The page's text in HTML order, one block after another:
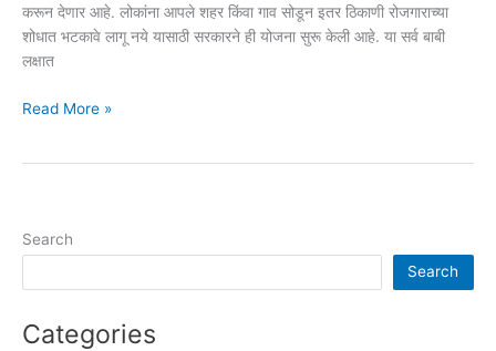
करून देणार आहे. लोकांना आपले शहर किंवा गाव सोडून इतर ठिकाणी रोजगाराच्या
शोधात भटकावे लागू नये यासाठी सरकारने ही योजना सुरू केली आहे. या सर्व बाबी
लक्षात
डॉ.
महाराष्ट्र
माहिती
Read More »
Search
Search
Categories